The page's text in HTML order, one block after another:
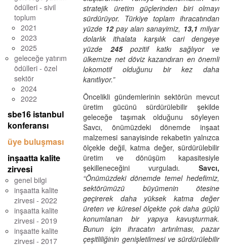
ödülleri - sivil
toplum
2021
2023
2025
geleceğe yatırım
ödülleri - özel
sektör
2024
2022
sbe16 istanbul
konferansı
üye buluşması
inşaatta kalite
zirvesi
genel bilgi
inşaatta kalite
zirvesi - 2022
inşaatta kalite
zirvesi - 2019
inşaatte kalite
zirvesi - 2017
stratejik üretim güçlerinden biri olmayı
sürdürüyor. Türkiye toplam ihracatından
yüzde 12pay alan sanayimiz, 13,1 milyar
dolarlık ithalata karşılık cari dengeye
yüzde 245pozitif katkı sağlıyor ve
ülkemize net döviz kazandıran en önemli
lokomotif olduğunu bir kez daha
kanıtlıyor.”
Öncelikli gündemlerinin sektörün mevcut
üretim gücünü sürdürülebilir şekilde
geleceğe taşımak olduğunu söyleyen
Savcı, önümüzdeki dönemde inşaat
malzemesi sanayisinde rekabetin yalnızca
ölçekle değil, katma değer, sürdürülebilir
üretim ve dönüşüm kapasitesiyle
şekilleneceğini vurguladı. Savcı,
“Önümüzdeki dönemde temel hedefimiz,
sektörümüzü büyümenin ötesine
geçirerek daha yüksek katma değer
üreten ve küresel ölçekte çok daha güçlü
konumlanan bir yapıya kavuşturmak.
Bunun için ihracatın artırılması, pazar
çeşitliliğinin genişletilmesi ve sürdürülebilir